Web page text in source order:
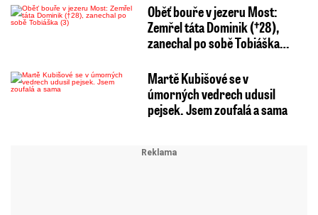
Oběť bouře v jezeru Most:
Zemřel táta Dominik (†28),
zanechal po sobě Tobiáška…
Martě Kubišové se v
úmorných vedrech udusil
pejsek. Jsem zoufalá a sama